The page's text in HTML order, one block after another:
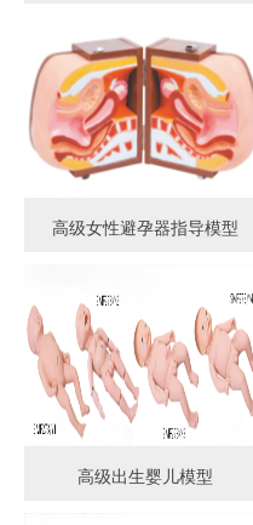
高级女性避孕器指导模型
高级出生婴儿模型